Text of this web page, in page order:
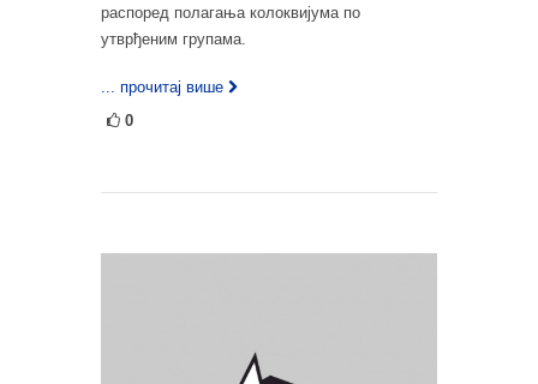
распоред полагања колоквијума по
утврђеним групама.
... прочитај више
0